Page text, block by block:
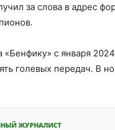
за слова в адрес
«Бенфику» с января
голевых передач. В
ЖУРНАЛИСТ